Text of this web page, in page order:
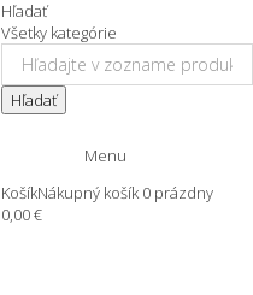
Hľadať
Všetky kategórie
Hľadať
Menu
KošíkNákupný košík 0 prázdny
0,00 €